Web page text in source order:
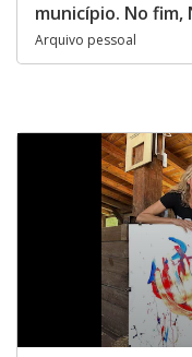
município. No
Arquivo pessoal